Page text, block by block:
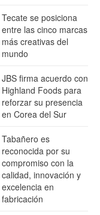
Tecate se posiciona
entre las cinco marcas
más creativas del
mundo
JBS firma acuerdo con
Highland Foods para
reforzar su presencia
en Corea del Sur
Tabañero es
reconocida por su
compromiso con la
calidad, innovación y
excelencia en
fabricación